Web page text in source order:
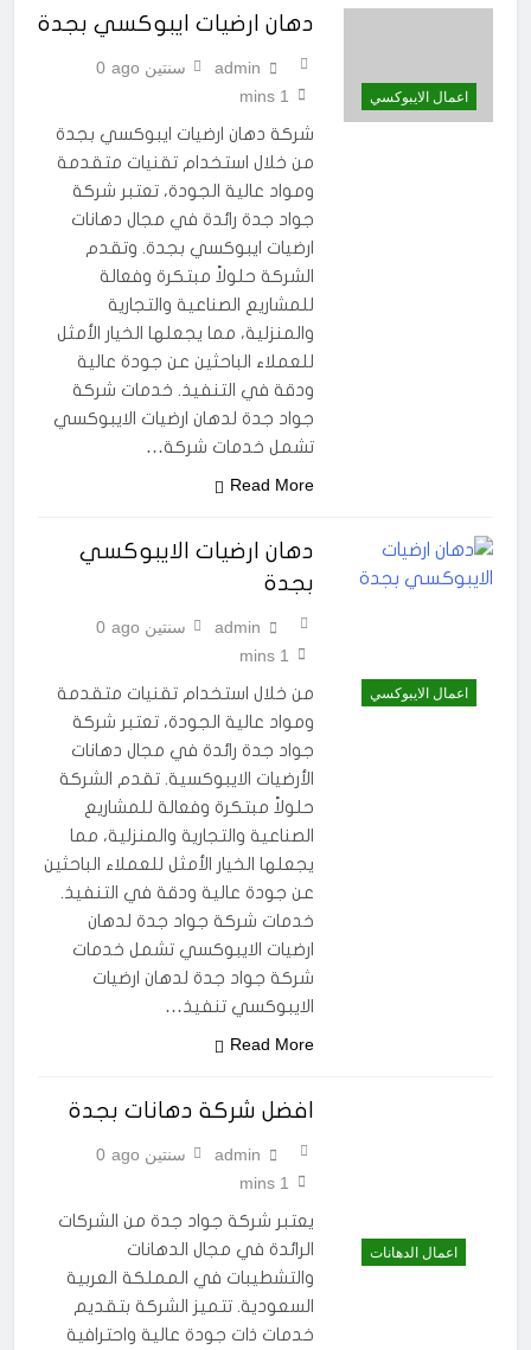
اعمال الايبوكسي
دهان ارضيات ايبوكسي بجدة
admin سنتين ago
0
1 mins
شركة دهان ارضيات ايبوكسي بجدة
من خلال استخدام تقنيات متقدمة
ومواد عالية الجودة، تعتبر شركة
جواد جدة رائدة في مجال دهانات
ارضيات ايبوكسي بجدة. وتقدم
الشركة حلولاً مبتكرة وفعالة
للمشاريع الصناعية والتجارية
والمنزلية، مما يجعلها الخيار الأمثل
للعملاء الباحثين عن جودة عالية
ودقة في التنفيذ. خدمات شركة
جواد جدة لدهان ارضيات الايبوكسي
تشمل خدمات شركة…
Read More
اعمال الايبوكسي
دهان ارضيات الايبوكسي
بجدة
admin سنتين ago
0
1 mins
من خلال استخدام تقنيات متقدمة
ومواد عالية الجودة، تعتبر شركة
جواد جدة رائدة في مجال دهانات
الأرضيات الايبوكسية. تقدم الشركة
حلولاً مبتكرة وفعالة للمشاريع
الصناعية والتجارية والمنزلية، مما
يجعلها الخيار الأمثل للعملاء الباحثين
عن جودة عالية ودقة في التنفيذ.
خدمات شركة جواد جدة لدهان
ارضيات الايبوكسي تشمل خدمات
شركة جواد جدة لدهان ارضيات
الايبوكسي تنفيذ…
Read More
اعمال الدهانات
افضل شركة دهانات بجدة
admin سنتين ago
0
1 mins
يعتبر شركة جواد جدة من الشركات
الرائدة في مجال الدهانات
والتشطيبات في المملكة العربية
السعودية. تتميز الشركة بتقديم
خدمات ذات جودة عالية واحترافية